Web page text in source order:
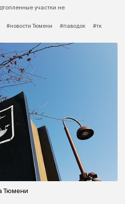
участки не
#новости Тюмени #паводок #тк
Тюмени